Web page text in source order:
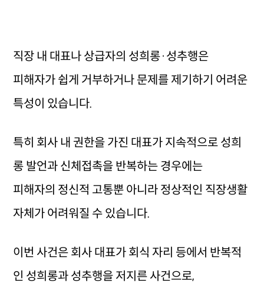
직장 내 대표나 상급자의 성희롱·성추행은
피해자가 쉽게 거부하거나 문제를 제기하기 어려운
특성이 있습니다.
특히 회사 내 권한을 가진 대표가 지속적으로 성희
롱 발언과 신체접촉을 반복하는 경우에는
피해자의 정신적 고통뿐 아니라 정상적인 직장생활
자체가 어려워질 수 있습니다.
이번 사건은 회사 대표가 회식 자리 등에서 반복적
인 성희롱과 성추행을 저지른 사건으로,